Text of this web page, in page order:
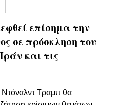
επίσημα την
σε πρόσκληση του
και τις
Ντόναλντ Τραμπ θα